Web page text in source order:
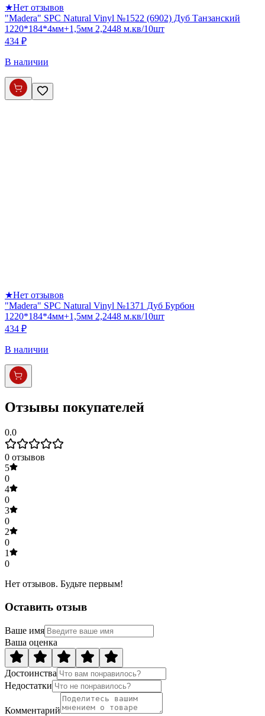
★Нет отзывов
"Madera" SPC Natural Vinyl №1522 (6902) Дуб Танзанский
1220*184*4мм+1,5мм 2,2448 м.кв/10шт
434 ₽
В наличии
★Нет отзывов
"Madera" SPC Natural Vinyl №1371 Дуб Бурбон
1220*184*4мм+1,5мм 2,2448 м.кв/10шт
434 ₽
В наличии
Отзывы покупателей
0.0
0 отзывов
5
0
4
0
3
0
2
0
1
0
Нет отзывов. Будьте первым!
Оставить отзыв
Ваше имя
Ваша оценка
Достоинства
Недостатки
Комментарий